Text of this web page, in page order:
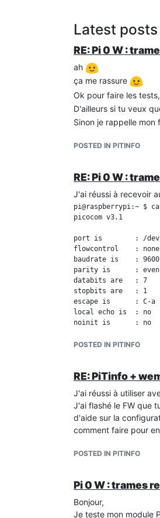
Latest
RE: Pi 0 W :
ah
ça me rassure
Ok pour faire les
D'ailleurs si tu veux
Sinon je rappelle
POSTED IN PITINFO
RE: Pi 0 W :
J'ai réussi à recevoir
pi@raspberrypi:~ $
picocom v3.1
port is        : /dev/
flowcontrol    : none
baudrate is    : 9600
parity is      : even
databits are   : 7
stopbits are   : 1
escape is      : C-a
local echo is  : no
noinit is      : no
hangup is      : no
receive_cmd is : rz -
omap is        :
emap is        :
logfile is     : none
initstring     : none
Terminal ready
0	%
EASF05	000000000	&
EASF06	000000000	'
POSTED IN PITINFO
RE: PiTinfo +
J'ai réussi à utiliser
J'ai flashé le FW que
d'aide sur la
comment faire pour
POSTED IN PITINFO
Pi 0 W : trames
Bonjour,
Je teste mon module